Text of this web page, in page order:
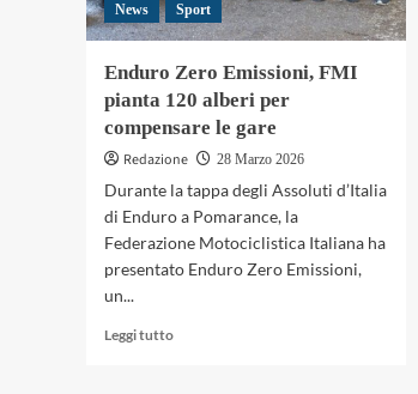
News Sport
Enduro Zero Emissioni, FMI
pianta 120 alberi per
compensare le gare
Redazione 28 Marzo 2026
Durante la tappa degli Assoluti d’Italia
di Enduro a Pomarance, la
Federazione Motociclistica Italiana ha
presentato Enduro Zero Emissioni,
un...
Leggi tuttoLeggi